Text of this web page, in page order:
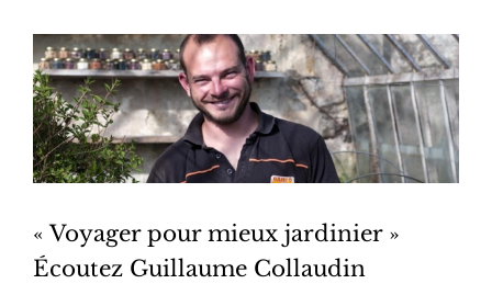
« Voyager pour mieux jardinier »
Écoutez Guillaume Collaudin